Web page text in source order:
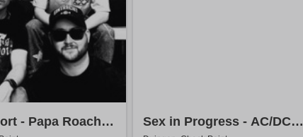
- Papa Roach
Sex in Progress - AC/DC